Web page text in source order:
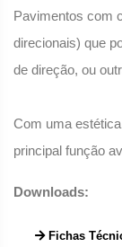
Pavimentos com
direcionais) que
de direção, ou
Com uma
principal função
Downloads:
Fichas